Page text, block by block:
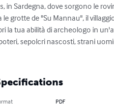
in Sardegna, dove sorgono le
grotte de "Su Mannau", il
la tua abilità di archeologo in
sepolcri nascosti, strani
PDF